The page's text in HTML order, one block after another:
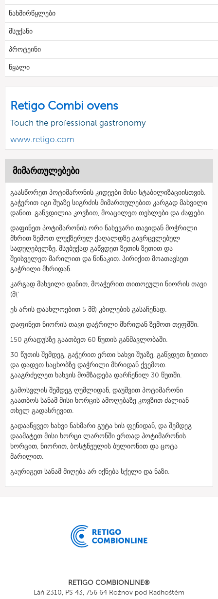
ნახშირწყლები
მსუქანი
პროტეინი
წყალი
Retigo Combi ovens
Touch the professional gastronomy
www.retigo.com
მიმართულებები
გაასწორეთ პოტიმარონის კიდეები მისი სტაბილიზაციისთვის.
გაჭერით იგი შუაზე სიგრძის მიმართულებით კარგად მახვილი
დანით. გაწვდილია კოვზით, მოაცილეთ თესლები და ძაფები.
დაფინეთ პოტიმარონის ორი ნახევარი თავიდან მოჭრილი
მხრით ზემოთ ლუქზერულ ქაღალდზე გავრცელებულ
სადუღებელზე. მსუბუქად გაწვდეთ ზეთის ზეთით და
შეისველეთ მარილით და წიწაკით. პირიქით მოათავსეთ
გაჭრილი მხრიდან.
კარგად მახვილი დანით, მოაჭერით თითოეული ნიორის თავი
(მ('
ეს არის დაახლოებით 5 მმ) კბილების გასაჩენად.
დაფინეთ ნიორის თავი დაჭრილი მხრიდან ზემოთ თეფშში.
150 გრადუსზე გაათბეთ 60 წუთის განმავლობაში.
30 წუთის შემდეგ, გაჭერით ერთი ხახვი შუაზე, გაწვდეთ ზეთით
და დადეთ საცხობზე დაჭრილი მხრიდან ქვემოთ.
გააგრძელეთ ხახვის მომზადება დარჩენილ 30 წუთში.
გამოსვლის შემდეგ ღუმლიდან, დაუშვით პოტიმარონი
გაათბოს სანამ მისი ხორცის ამოღებაზე კოვზით ძალიან
თხელ გადასრევით.
გადააწყვეთ ხახვი ნახმარი გუტა ხის ფენიდან, და შემდეგ
დაამატეთ მისი ხორცი ლარონში ერთად პოტიმარონის
ხორცით, ნიორით, ბოსტნეულის ბულიონით და ცოტა
მარილით.
გაურიგეთ სანამ მიღება არ იქნება სქელი და ნაზი.
RETIGO COMBIONLINE®
Láň 2310, PS 43, 756 64 Rožnov pod Radhoštěm